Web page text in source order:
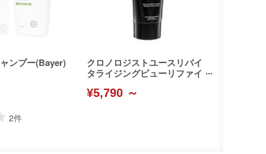
ンプー(Bayer)
2件
クロノロジストユースリバイ
タライジングピューリファイ
e)
¥5,790 ～